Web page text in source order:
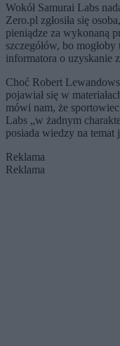
Wokół Samurai Labs
Zero.pl zgłosiła się
pieniądze za wykonaną
szczegółów, bo
informatora o uzyskanie
Choć Robert
pojawiał się w
mówi nam, że
Labs „w żadnym
posiada wiedzy na temat
Reklama
Reklama